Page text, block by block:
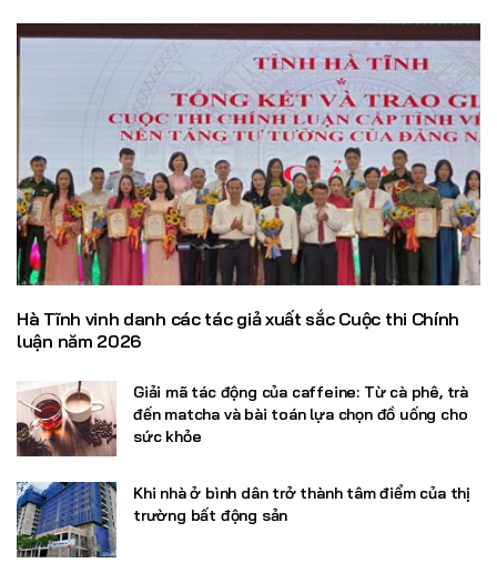
Hà Tĩnh vinh danh các tác giả xuất sắc Cuộc thi Chính
luận năm 2026
Giải mã tác động của caffeine: Từ cà phê, trà
đến matcha và bài toán lựa chọn đồ uống cho
sức khỏe
Khi nhà ở bình dân trở thành tâm điểm của thị
trường bất động sản